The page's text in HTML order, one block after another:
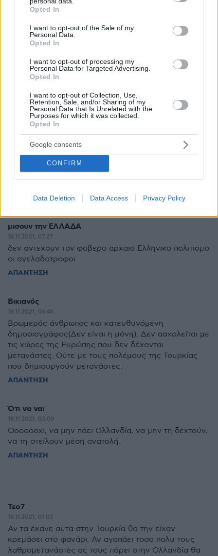
grant or deny consent to Google and its third-party tags to
use your data for below specified purposes in below Google
consent section.
Opted In
I want to opt-out of the Sale of my
Personal Data.
Opted In
I want to opt-out of processing my
Personal Data for Targeted Advertising.
Opted In
I want to opt-out of Collection, Use,
Retention, Sale, and/or Sharing of my
Personal Data that Is Unrelated with the
Purposes for which it was collected.
Opted In
Google consents
CONFIRM
Data Deletion Data Access Privacy Policy
19.11.2021, 07:37
και την ελευθερία λόγου.
ΑΠΑΝΤΗΣΗ
Daaaaaag!!!
ΑΠΑΝΤΗΣΗ
ΣΤΟ ΚΑΛΟ
18.11.2021, 22:58
ΑΠΑΝΤΗΣΗ
μισουν την ΕΛΛΑΔΑ
18.11.2021, 07:27
δεν αντεχουν τον φοβερο αρχαιο Ελληνικο πολιτισμο
οι αγελαδοτροφοι
ΑΠΑΝΤΗΣΗ
Βικιανός
18.11.2021, 06:46
Βρωμερός άνθρωπος και κατευθυνόμενη
δημοσιογράφος(Δεν είναι η μόνη). Δεν ασχολείται με
τις χώρες της Ευρώπης που δεν δέχονται
μετανάστες. Ούτε με τους πολέμους της Τουρκίας
που δημιουργούν μετανάστες.
ΑΠΑΝΤΗΣΗ
Ότι να ναι
18.11.2021, 03:09
Οοοοοοχι, να μην πάει Ολλανδία, να μην τη δεχτούν,
να τη στείλουν μέση ανατολή.
ΑΠΑΝΤΗΣΗ
Τεο7
18.11.2021, 01:03
Αν τα έκανε αυτα στην Τουρκία θα την είχαν
κρεμάσει στο φανάρι. Αν αγαπάει τοσο πολυ τους
λαθρομετανάστες ας τους πάρει στην Ολλανδία θα